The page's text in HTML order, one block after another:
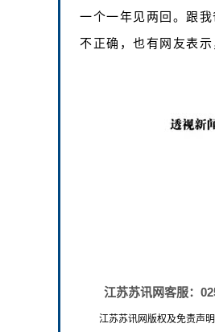
一个一年见两回。跟
不正确，也有网友表示
江苏苏讯网客服：
江苏苏讯网版权及免责声